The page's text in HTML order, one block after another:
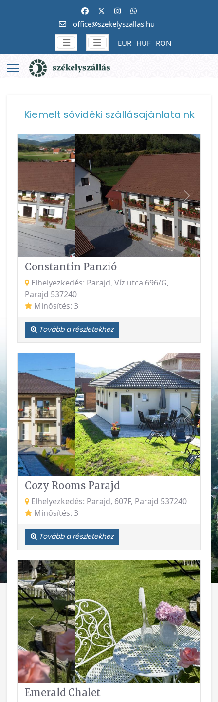
office@szekelyszallas.hu
EUR HUF RON
Kiemelt sóvidéki szállásajánlataink
Vissza
Constantin Panzió
Elhelyezkedés: Parajd, Víz utca 696/G,
Parajd 537240
Minősítés: 3
Tovább a részletekhez
Vissza
Cozy Rooms Parajd
Elhelyezkedés: Parajd, 607F, Parajd 537240
Minősítés: 3
Tovább a részletekhez
Vissza
Emerald Chalet